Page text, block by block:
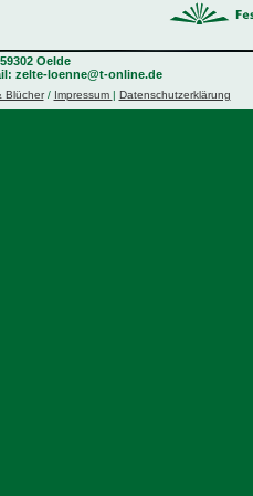
Oelde
zelte-loenne@t-online.de
Blücher/ Impressum | Datenschutzerklärung